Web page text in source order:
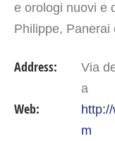
e orologi nuovi e
Philippe, Panerai
Address:
Via
a
Web:
m